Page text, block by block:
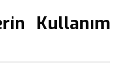
Kullanım